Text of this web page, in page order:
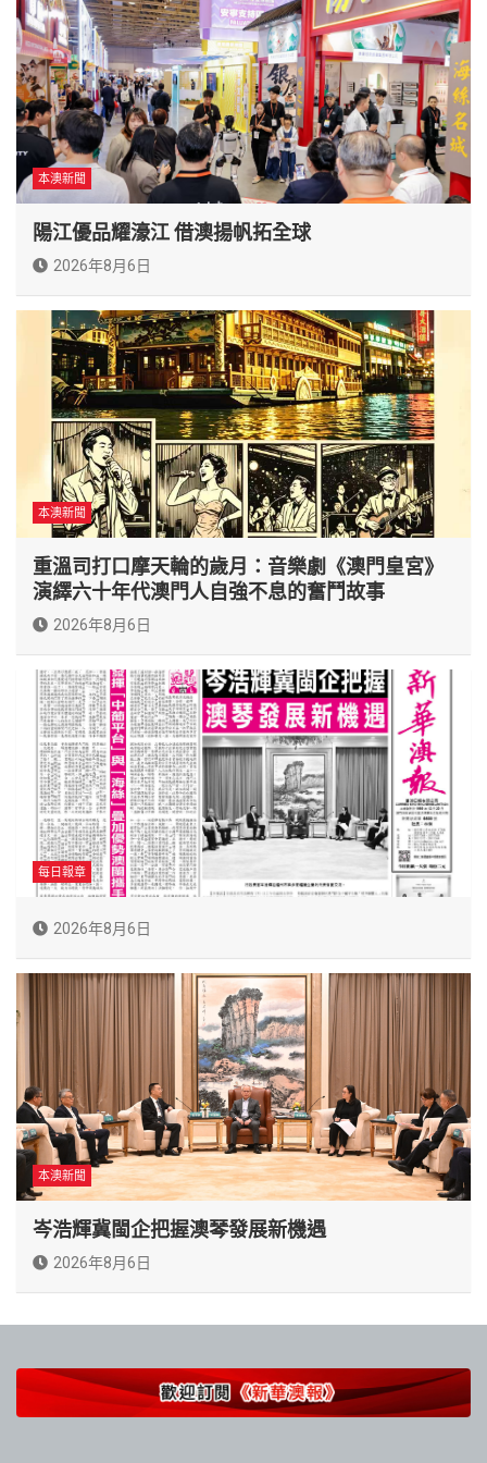
本澳新聞
陽江優品耀濠江 借澳揚帆拓全球
2026年8月6日
本澳新聞
重溫司打口摩天輪的歲月：音樂劇《澳門皇宮》
演繹六十年代澳門人自強不息的奮鬥故事
2026年8月6日
每日報章
2026年8月6日
本澳新聞
岑浩輝冀閩企把握澳琴發展新機遇
2026年8月6日